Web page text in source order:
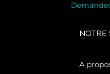
NOTRE
A